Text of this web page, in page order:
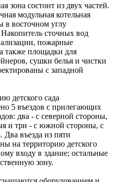
зона состоит из двух частей.
модульная котельная
в восточном углу
сточных вод
пожар­ные
также площадки для
сушки белья и чистки
с западной
детского сада
5 въездов с прилегающих
два - с северной стороны,
и три - с южной стороны, с
Два въезда из пяти
на территорию детского
входу в здание; остальные
зону.